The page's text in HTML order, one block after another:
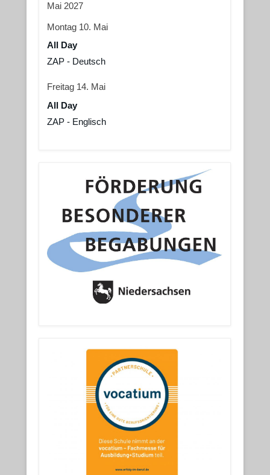
Mai 2027
Montag 10. Mai
All Day
ZAP - Deutsch
Freitag 14. Mai
All Day
ZAP - Englisch